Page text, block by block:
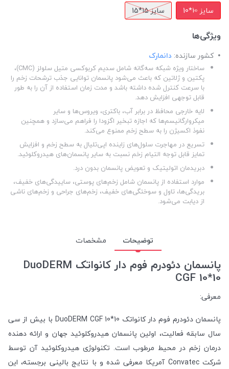
سایز 10*10 سایز 15*15
ویژگی‌ها
کشور سازنده: دانمارک
ساختار ویژه شبکه سه‌گانه شامل سدیم کربوکسی متیل سلولز (CMC)،
پکتین و ژلاتین که باعث می‌شود پانسمان توانایی جذب ترشحات زخم را
با سرعت کنترل شده داشته باشد و مدت زمان استفاده از آن را به طور
قابل توجهی افزایش دهد.
لایه خارجی محافظ در برابر آب، باکتری، ویروس‌ها و سایر
میکروارگانیسم‌ها که اجازه تبخیر اگزودا را فراهم می‌سازد و همچنین
نفوذ اکسیژن را به سطح زخم ممنوع می‌کند.
تسریع در مهاجرت سلول‌های زاینده اپی‌تلیال به سطح زخم و افزایش
تمایز قابل توجه التیام زخم نسبت به سایر پانسمان‌های هیدروکلوئید.
دبریدمان اتولیتیک و تعویض پانسمان بدون درد.
موارد استفاده از پانسمان شامل زخم‌های پوستی، ساییدگی‌های خفیف،
بریدگی‌ها، تاول و سوختگی‌های خفیف، زخم‌های جراحی و زخم‌های ناشی
از دیابت می‌شود.
توضیحات مشخصات
پانسمان دئودرم فوم دار کانواتک DuoDERM
CGF 10*10
معرفی:
پانسمان دئودرم فوم دار کانواتک DuoDERM CGF 10*10 با بیش از سی
سال سابقه فعالیت، اولین پانسمان هیدروکلوئید جهان و ارائه دهنده
درمان زخم در محیط مرطوب است. تکنولوژی هیدروکلوئید آن توسط
شرکت Convatec آمریکا معرفی شده و با نتایج بالینی برجسته، این